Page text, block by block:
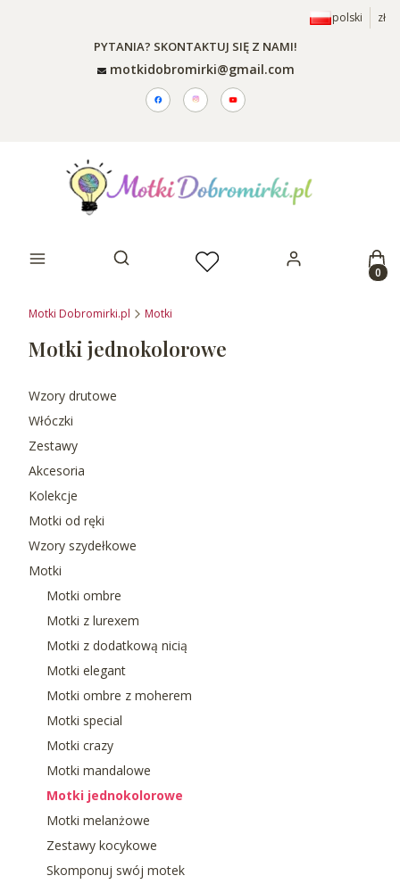
polski zł
PYTANIA? SKONTAKTUJ SIĘ Z NAMI!
motkidobromirki@gmail.com
Otwórz wyszukiwarkę
Motki Dobromirki.pl Motki
Motki jednokolorowe
Wzory drutowe
Włóczki
Zestawy
Akcesoria
Kolekcje
Motki od ręki
Wzory szydełkowe
Motki
Motki ombre
Motki z lurexem
Motki z dodatkową nicią
Motki elegant
Motki ombre z moherem
Motki special
Motki crazy
Motki mandalowe
Motki jednokolorowe
Motki melanżowe
Zestawy kocykowe
Skomponuj swój motek